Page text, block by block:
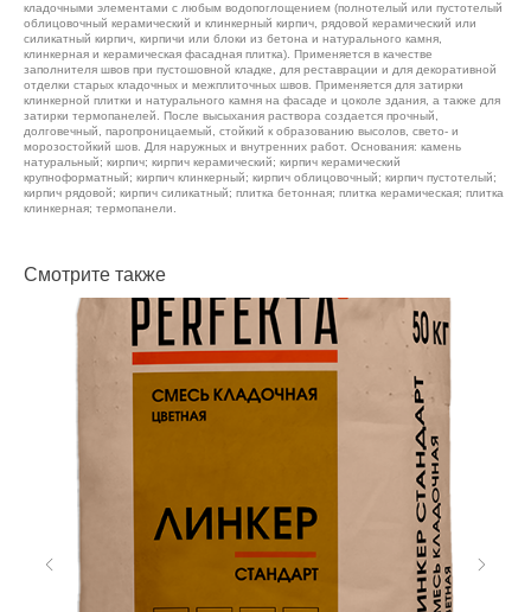
кладочными элементами с любым водопоглощением (полнотелый или пустотелый
облицовочный керамический и клинкерный кирпич, рядовой керамический или
силикатный кирпич, кирпичи или блоки из бетона и натурального камня,
клинкерная и керамическая фасадная плитка). Применяется в качестве
заполнителя швов при пустошовной кладке, для реставрации и для декоративной
отделки старых кладочных и межплиточных швов. Применяется для затирки
клинкерной плитки и натурального камня на фасаде и цоколе здания, а также для
затирки термопанелей. После высыхания раствора создается прочный,
долговечный, паропроницаемый, стойкий к образованию высолов, свето- и
морозостойкий шов. Для наружных и внутренних работ. Основания: камень
натуральный; кирпич; кирпич керамический; кирпич керамический
крупноформатный; кирпич клинкерный; кирпич облицовочный; кирпич пустотелый;
кирпич рядовой; кирпич силикатный; плитка бетонная; плитка керамическая; плитка
клинкерная; термопанели.
Смотрите также